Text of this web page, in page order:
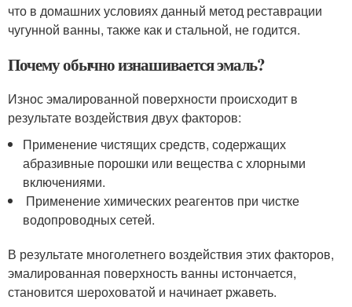
что в домашних условиях данный метод реставрации
чугунной ванны, также как и стальной, не годится.
Почему обычно изнашивается эмаль?
Износ эмалированной поверхности происходит в
результате воздействия двух факторов:
Применение чистящих средств, содержащих
абразивные порошки или вещества с хлорными
включениями.
Применение химических реагентов при чистке
водопроводных сетей.
В результате многолетнего воздействия этих факторов,
эмалированная поверхность ванны истончается,
становится шероховатой и начинает ржаветь.